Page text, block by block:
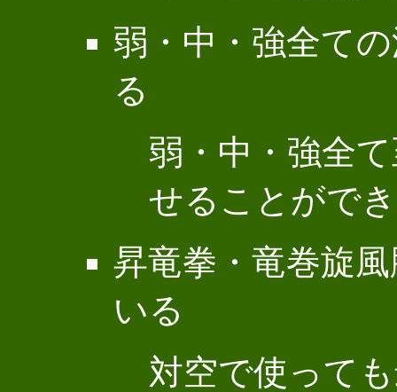
弱・中・強全て
る
弱・中・強全
せることがで
昇竜拳・竜巻旋
いる
対空で使って